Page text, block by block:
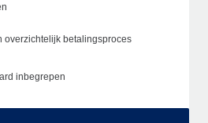
overzichtelijk betalingsproces
inbegrepen